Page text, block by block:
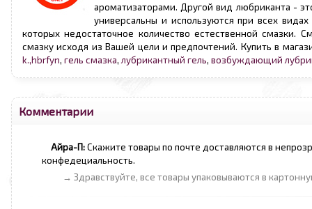
ароматизаторами. Другой вид любриканта -
универсальны и используются при всех
которых недостаточное количество естественной смазки.
смазку исходя из Вашей цели и предпочтений. Купить в
k.,hbrfyn, гель смазка, лубрикантный гель, возбуждающий
Комментарии
Айра-П:Скажите товары по почте доставляются в
конфедециальность.
→ Здравствуйте, все товары упаковываются в